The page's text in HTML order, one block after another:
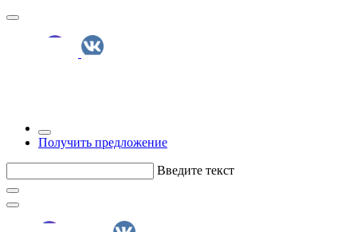
Получить предложение
Введите текст